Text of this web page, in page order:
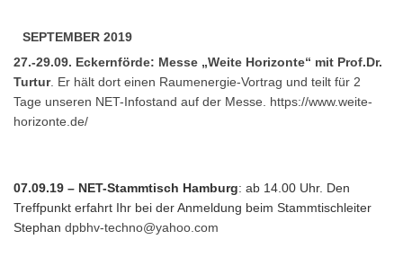
SEPTEMBER 2019
27.-29.09. Eckernförde: Messe „Weite Horizonte“ mit Prof.Dr.
Turtur. Er hält dort einen Raumenergie-Vortrag und teilt für 2
Tage unseren NET-Infostand auf der Messe. https://www.weite-
horizonte.de/
07.09.19 – NET-Stammtisch Hamburg: ab 14.00 Uhr. Den
Treffpunkt erfahrt Ihr bei der Anmeldung beim Stammtischleiter
Stephan dpbhv-techno@yahoo.com